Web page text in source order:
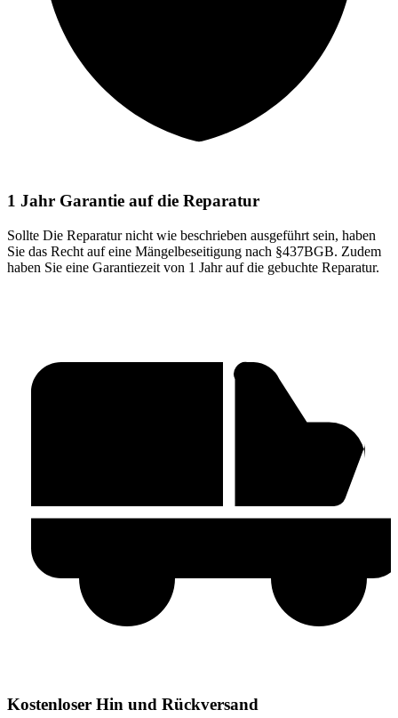
1 Jahr Garantie auf die Reparatur
Sollte Die Reparatur nicht wie beschrieben ausgeführt sein, haben
Sie das Recht auf eine Mängelbeseitigung nach §437BGB. Zudem
haben Sie eine Garantiezeit von 1 Jahr auf die gebuchte Reparatur.
Kostenloser Hin und Rückversand